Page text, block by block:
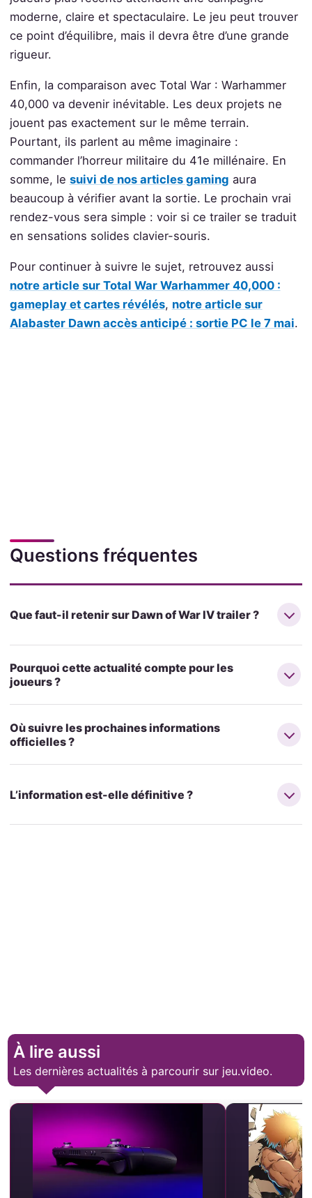
moderne, claire et spectaculaire. Le jeu peut trouver
ce point d’équilibre, mais il devra être d’une grande
rigueur.
Enfin, la comparaison avec Total War : Warhammer
40,000 va devenir inévitable. Les deux projets ne
jouent pas exactement sur le même terrain.
Pourtant, ils parlent au même imaginaire :
commander l’horreur militaire du 41e millénaire. En
somme, le suivi de nos articles gaming aura
beaucoup à vérifier avant la sortie. Le prochain vrai
rendez-vous sera simple : voir si ce trailer se traduit
en sensations solides clavier-souris.
Pour continuer à suivre le sujet, retrouvez aussi
notre article sur Total War Warhammer 40,000 :
gameplay et cartes révélés, notre article sur
Alabaster Dawn accès anticipé : sortie PC le 7 mai.
Questions fréquentes
Que faut-il retenir sur Dawn of War IV trailer ?
Pourquoi cette actualité compte pour les
joueurs ?
Où suivre les prochaines informations
officielles ?
L’information est-elle définitive ?
À lire aussi
Les dernières actualités à parcourir sur jeu.video.